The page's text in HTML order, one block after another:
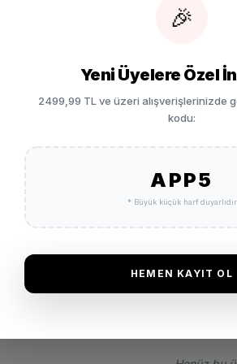
🎉
Yeni Üyelere Özel
2499,99 TL ve üzeri alışverişlerinizde
kodu:
APP5
* Büyük küçük harf duyarlıdır
HEMEN KAYIT OL